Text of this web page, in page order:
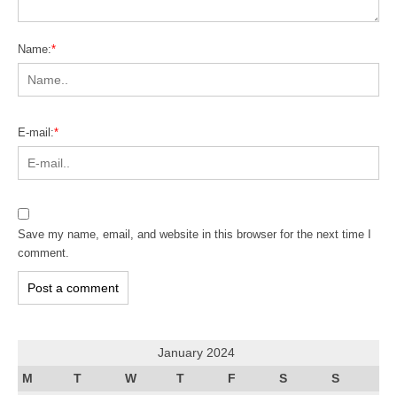
Name:*
E-mail:*
Save my name, email, and website in this browser for the next time I
comment.
January 2024
M
T W T F S
S